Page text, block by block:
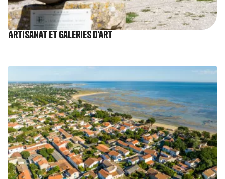
Artisanat et galeries d'art
Image